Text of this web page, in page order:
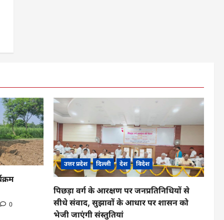
0
उत्तर प्रदेश दिल्ली देश विदेश
पिछड़ा वर्ग के आरक्षण पर जनप्रतिनिधियों से
सीधे संवाद, सुझावों के आधार पर शासन को
भेजी जाएंगी संस्तुतियां